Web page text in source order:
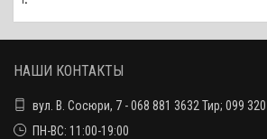
НАШИ КОНТАКТЫ
вул. В. Сосюри, 7 - 068 881 3632 Тир; 099
ПН-ВС: 11:00-19:00